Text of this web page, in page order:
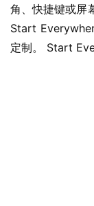
角、快捷键或屏
Start
定制。 Start